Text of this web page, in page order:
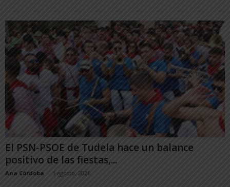
El PSN-PSOE de Tudela hace un balance
positivo de las fiestas,...
Ana Córdoba - 1 agosto, 2026